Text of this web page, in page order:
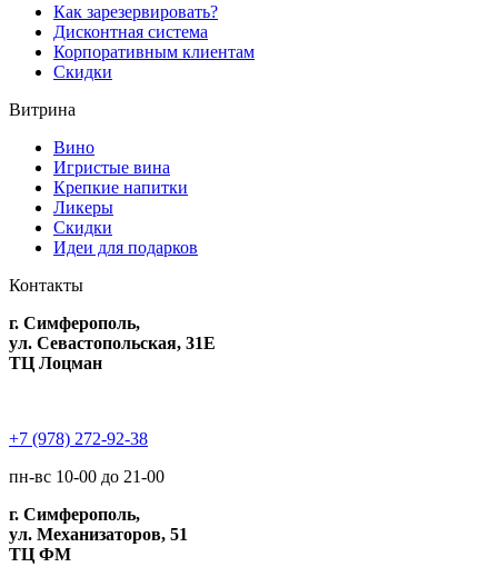
Как зарезервировать?
Дисконтная система
Корпоративным клиентам
Скидки
Витрина
Вино
Игристые вина
Крепкие напитки
Ликеры
Скидки
Идеи для подарков
Контакты
г. Симферополь,
ул. Севастопольская, 31Е
ТЦ Лоцман
+7 (978) 272-92-38
пн-вс 10-00 до 21-00
г. Симферополь,
ул. Механизаторов, 51
ТЦ ФМ